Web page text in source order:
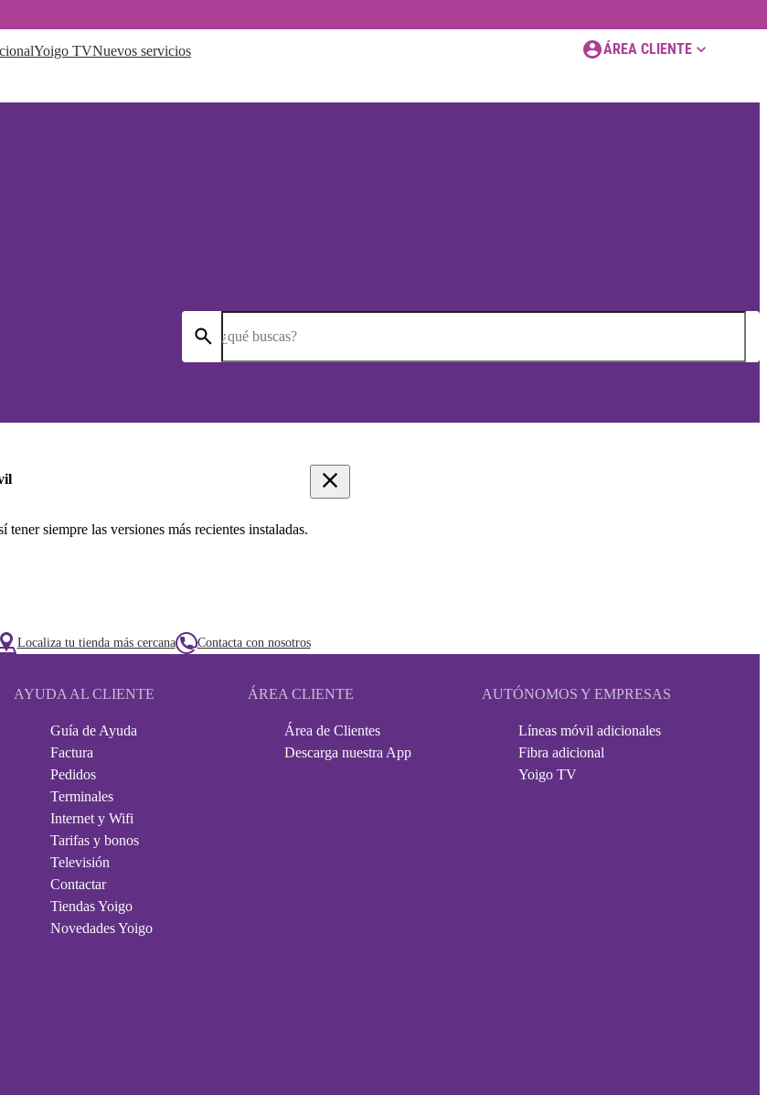
Yoigo TVNuevos servicios ÁREA CLIENTE
¿qué buscas?
siempre las versiones más recientes instaladas.
Localiza tu tienda más cercana Contacta con nosotros
AYUDA AL CLIENTE
Guía de Ayuda
Factura
Pedidos
Terminales
Internet y Wifi
Tarifas y bonos
Televisión
Contactar
Tiendas Yoigo
Novedades Yoigo
ÁREA CLIENTE
Área de Clientes
Descarga nuestra App
AUTÓNOMOS Y EMPRESAS
Líneas móvil adicionales
Fibra adicional
Yoigo TV